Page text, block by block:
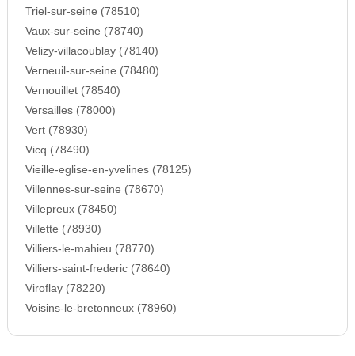
Triel-sur-seine (78510)
Vaux-sur-seine (78740)
Velizy-villacoublay (78140)
Verneuil-sur-seine (78480)
Vernouillet (78540)
Versailles (78000)
Vert (78930)
Vicq (78490)
Vieille-eglise-en-yvelines (78125)
Villennes-sur-seine (78670)
Villepreux (78450)
Villette (78930)
Villiers-le-mahieu (78770)
Villiers-saint-frederic (78640)
Viroflay (78220)
Voisins-le-bretonneux (78960)